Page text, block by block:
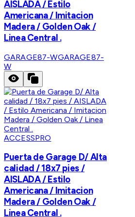
AISLADA / Estilo
Americana / Imitacion
Madera / Golden Oak /
Linea Central .
GARAGE87-WGARAGE87-
W
ACCESSPRO
Puerta de Garage D/ Alta
calidad / 18x7 pies /
AISLADA / Estilo
Americana / Imitacion
Madera / Golden Oak /
Linea Central .